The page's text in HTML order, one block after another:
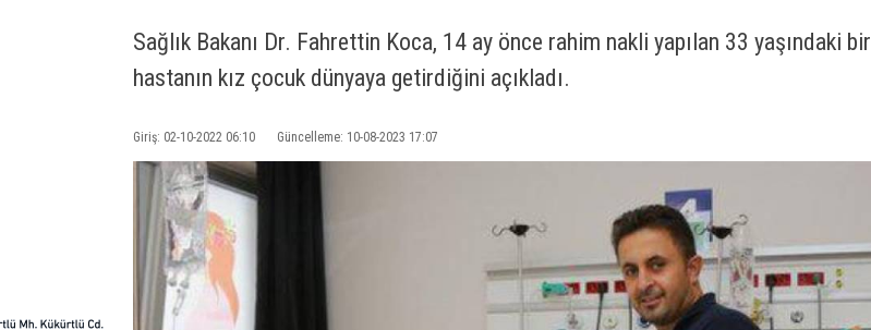
Sağlık Bakanı Dr. Fahrettin Koca, 14 ay önce rahim nakli yapılan 33 yaşındaki bir
hastanın kız çocuk dünyaya getirdiğini açıkladı.
Giriş: 02-10-2022 06:10 Güncelleme: 10-08-2023 17:07